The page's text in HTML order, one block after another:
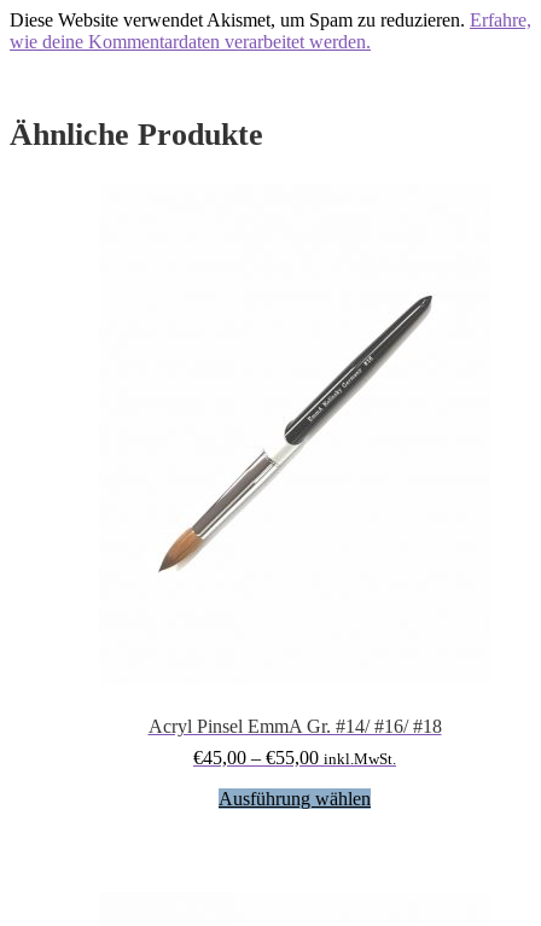
Diese Website verwendet Akismet, um Spam zu reduzieren. Erfahre,
wie deine Kommentardaten verarbeitet werden.
Ähnliche Produkte
Acryl Pinsel EmmA Gr. #14/ #16/ #18
€45,00 – €55,00Preisspanne:
bis
inkl.MwSt.
Ausführung wählen